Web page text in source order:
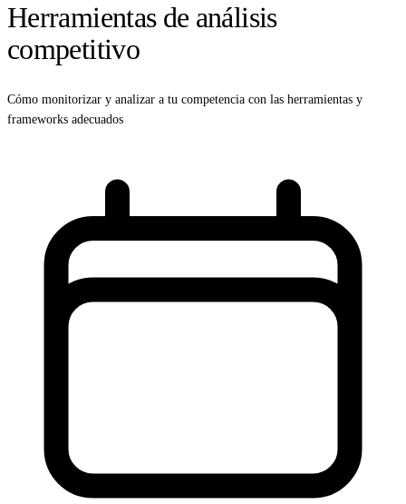
Herramientas de análisis
competitivo
Cómo monitorizar y analizar a tu competencia con las herramientas y
frameworks adecuados